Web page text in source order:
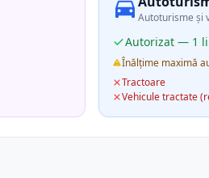
Autoturisme și
Autorizat — 1
Înălțime maximă
Tractoare
Vehicule tractate